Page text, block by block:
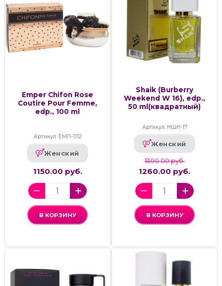
Emper Chifon Rose
Coutire Pour Femme,
edp., 100 ml
Артикул: ЕМП-1112
Женский
1150.00 руб.
В КОРЗИНУ
Shaik (Burberry
Weekend W 16), edp.,
50 ml(квадратный)
Артикул: НШН-17
Женский
1300.00 руб.
1260.00 руб.
В КОРЗИНУ